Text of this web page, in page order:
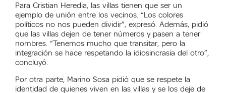
Para Cristian Heredia, las villas tienen que ser un
ejemplo de unión entre los vecinos. “Los colores
políticos no nos pueden dividir”, expresó. Además, pidió
que las villas dejen de tener números y pasen a tener
nombres. “Tenemos mucho que transitar, pero la
integración se hace respetando la idiosincrasia del otro”,
concluyó.
Por otra parte, Marino Sosa pidió que se respete la
identidad de quienes viven en las villas y se los deje de